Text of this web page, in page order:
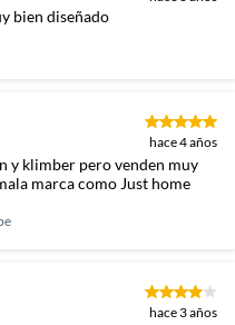
bien diseñado
hace 4 años
y klimber pero venden muy
marca como Just home
hace 3 años